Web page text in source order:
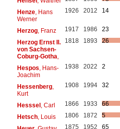
Henze, Hans
Werner
1926 2012 14
Herzog, Franz 1917 1986
23
Herzog Ernst II.
von Sachsen-
Coburg-Gotha,
1818 1893 26
Hespos, Hans-
Joachim
1938 2022 2
Hessenberg,
Kurt
1908 1994 32
Hesssel , Carl 1866 1933
66
Hetsch, Louis 1806 1872
5
1875 1952
65